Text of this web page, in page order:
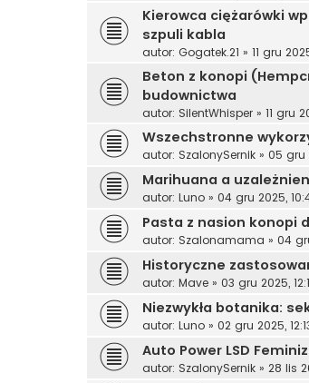
Kierowca ciężarówki
szpuli kabla
autor: Gogatek.21 » 11 gru
Beton z konopi
budownictwa
autor: SilentWhisper » 11 gru
Wszechstronne
autor: SzalonySernik » 05 gru
Marihuana a
autor: Luno » 04 gru 2025,
Pasta z nasion konopi
autor: Szalonamama » 04
Historyczne
autor: Mave » 03 gru 2025,
Niezwykła botanika:
autor: Luno » 02 gru 2025,
Auto Power LSD
autor: SzalonySernik » 28 lis